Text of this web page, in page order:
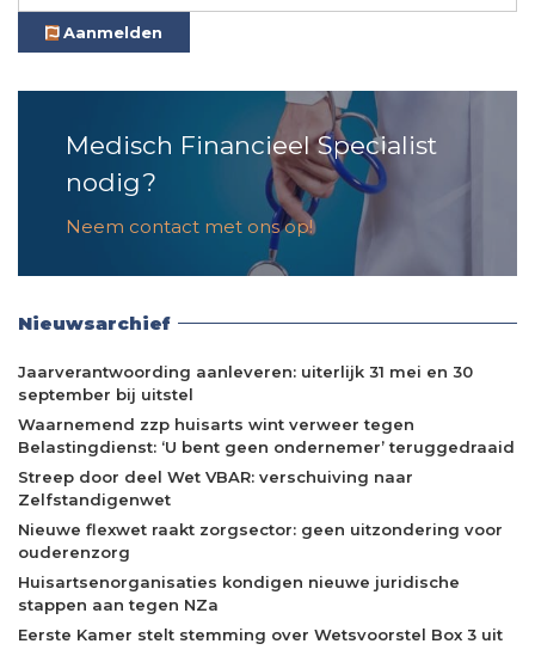
Aanmelden
Medisch Financieel Specialist
nodig?
Neem contact met ons op!
Nieuwsarchief
Jaarverantwoording aanleveren: uiterlijk 31 mei en 30
september bij uitstel
Waarnemend zzp huisarts wint verweer tegen
Belastingdienst: ‘U bent geen ondernemer’ teruggedraaid
Streep door deel Wet VBAR: verschuiving naar
Zelfstandigenwet
Nieuwe flexwet raakt zorgsector: geen uitzondering voor
ouderenzorg
Huisartsenorganisaties kondigen nieuwe juridische
stappen aan tegen NZa
Eerste Kamer stelt stemming over Wetsvoorstel Box 3 uit